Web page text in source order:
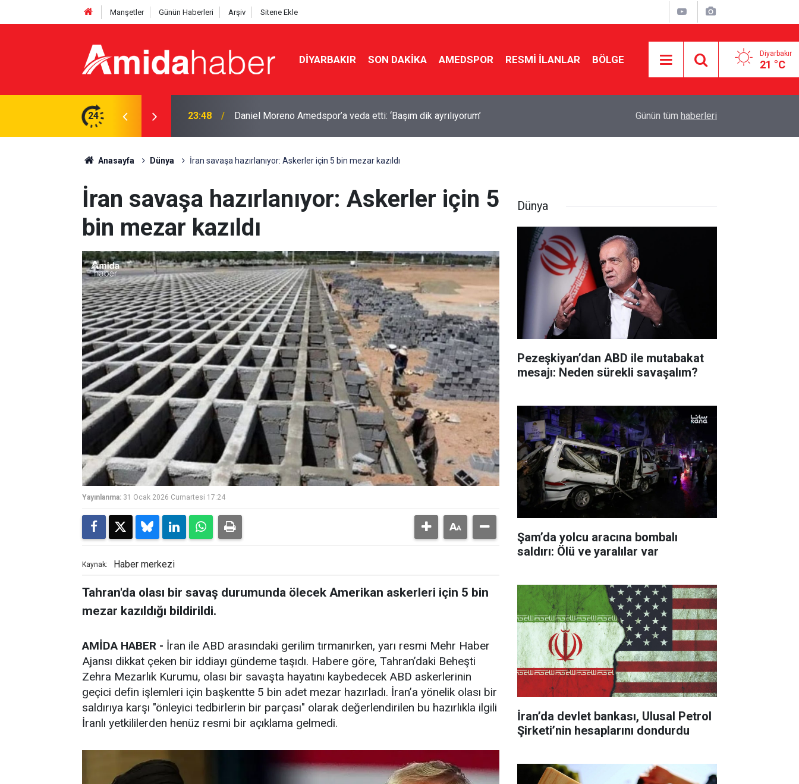
Manşetler Günün Haberleri Arşiv Sitene Ekle
DIYARBAKIR SON DAKIKA AMEDSPOR RESMI İLANLAR BÖLGE Diyarbakır
21 °C
24
‘Başım dik ayrılıyorum’ 23:25 Pezeşkiyan’dan ABD ile mutabakat mesajı: Neden sürekli savaşalım? Musa Anter davasının yeniden açılması için
Günün tüm haberleri
Anasayfa Dünya İran savaşa hazırlanıyor: Askerler için 5 bin mezar kazıldı
İran savaşa hazırlanıyor: Askerler için 5
bin mezar kazıldı
Yayınlanma: 31 Ocak 2026 Cumartesi 17:24
Kaynak: Haber merkezi
Tahran'da olası bir savaş durumunda ölecek Amerikan askerleri için 5 bin
mezar kazıldığı bildirildi.
AMİDA HABER - İran ile ABD arasındaki gerilim tırmanırken, yarı resmi Mehr Haber
Ajansı dikkat çeken bir iddiayı gündeme taşıdı. Habere göre, Tahran’daki Beheşti
Zehra Mezarlık Kurumu, olası bir savaşta hayatını kaybedecek ABD askerlerinin
geçici defin işlemleri için başkentte 5 bin adet mezar hazırladı. İran’a yönelik olası bir
saldırıya karşı "önleyici tedbirlerin bir parçası" olarak değerlendirilen bu hazırlıkla ilgili
İranlı yetkililerden henüz resmi bir açıklama gelmedi.
Dünya
Pezeşkiyan’dan ABD ile mutabakat
mesajı: Neden sürekli savaşalım?
Şam’da yolcu aracına bombalı
saldırı: Ölü ve yaralılar var
İran’da devlet bankası, Ulusal Petrol
Şirketi’nin hesaplarını dondurdu